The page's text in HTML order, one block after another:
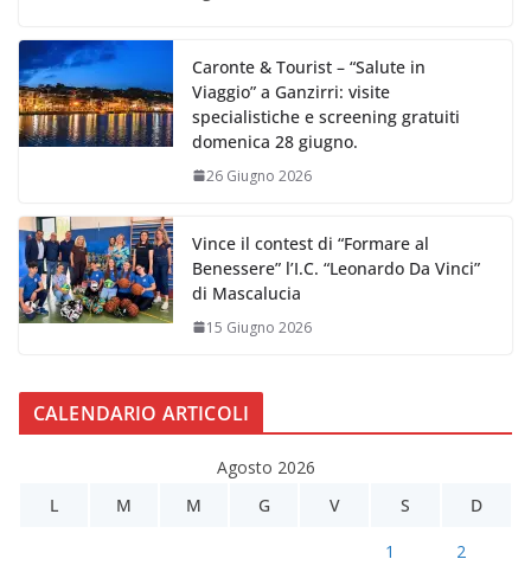
Caronte & Tourist – “Salute in
Viaggio” a Ganzirri: visite
specialistiche e screening gratuiti
domenica 28 giugno.
26 Giugno 2026
Vince il contest di “Formare al
Benessere” l’I.C. “Leonardo Da Vinci”
di Mascalucia
15 Giugno 2026
CALENDARIO ARTICOLI
Agosto 2026
L
M M G V S D
1 2